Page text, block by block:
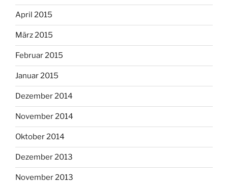
April 2015
März 2015
Februar 2015
Januar 2015
Dezember 2014
November 2014
Oktober 2014
Dezember 2013
November 2013